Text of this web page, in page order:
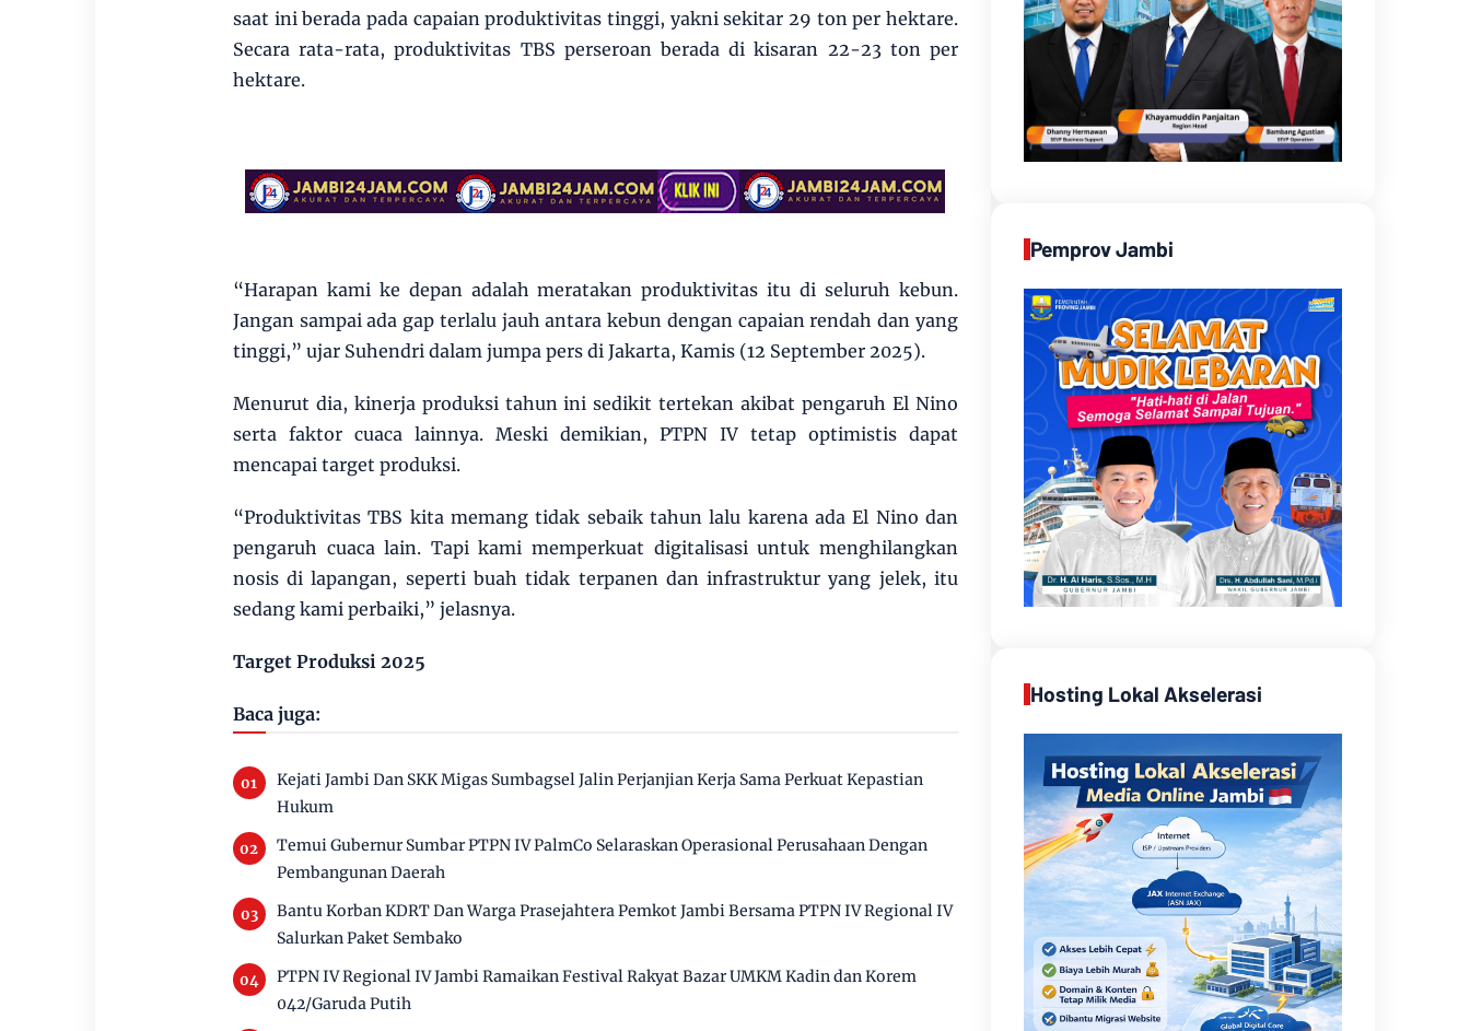
saat ini berada pada capaian produktivitas tinggi, yakni sekitar 29 ton per hektare.
Secara rata-rata, produktivitas TBS perseroan berada di kisaran 22-23 ton per
hektare.
“Harapan kami ke depan adalah meratakan produktivitas itu di seluruh kebun.
Jangan sampai ada gap terlalu jauh antara kebun dengan capaian rendah dan yang
tinggi,” ujar Suhendri dalam jumpa pers di Jakarta, Kamis (12 September 2025).
Menurut dia, kinerja produksi tahun ini sedikit tertekan akibat pengaruh El Nino
serta faktor cuaca lainnya. Meski demikian, PTPN IV tetap optimistis dapat
mencapai target produksi.
“Produktivitas TBS kita memang tidak sebaik tahun lalu karena ada El Nino dan
pengaruh cuaca lain. Tapi kami memperkuat digitalisasi untuk menghilangkan
nosis di lapangan, seperti buah tidak terpanen dan infrastruktur yang jelek, itu
sedang kami perbaiki,” jelasnya.
Target Produksi 2025
Baca juga:
Kejati Jambi Dan SKK Migas Sumbagsel Jalin Perjanjian Kerja Sama Perkuat Kepastian
Hukum
Temui Gubernur Sumbar PTPN IV PalmCo Selaraskan Operasional Perusahaan Dengan
Pembangunan Daerah
Bantu Korban KDRT Dan Warga Prasejahtera Pemkot Jambi Bersama PTPN IV Regional IV
Salurkan Paket Sembako
PTPN IV Regional IV Jambi Ramaikan Festival Rakyat Bazar UMKM Kadin dan Korem
042/Garuda Putih
Pemprov Jambi
Hosting Lokal Akselerasi